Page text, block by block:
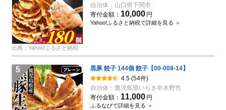
出典：Yahoo!ふるさと納税
自治体： 山口県下関市
寄付金額： 10,000 円
Yahoo!ふるさと納税で詳細を見る ＞
5
黒豚 餃子 144個 餃子【00-008-14】
4.5 (54件)
自治体： 鹿児島県いちき串木野市
寄付金額： 11,000 円
ふるなびで詳細を見る ＞